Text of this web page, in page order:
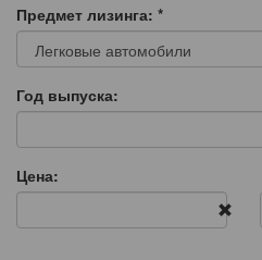
Предмет лизинга: *
Год выпуска:
Цена: